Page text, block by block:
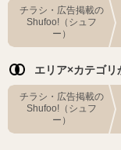
チラシ・広告掲載の
Shufoo!（シュフ
ー）
エリア×カテゴリ
チラシ・広告掲載の
Shufoo!（シュフ
ー）